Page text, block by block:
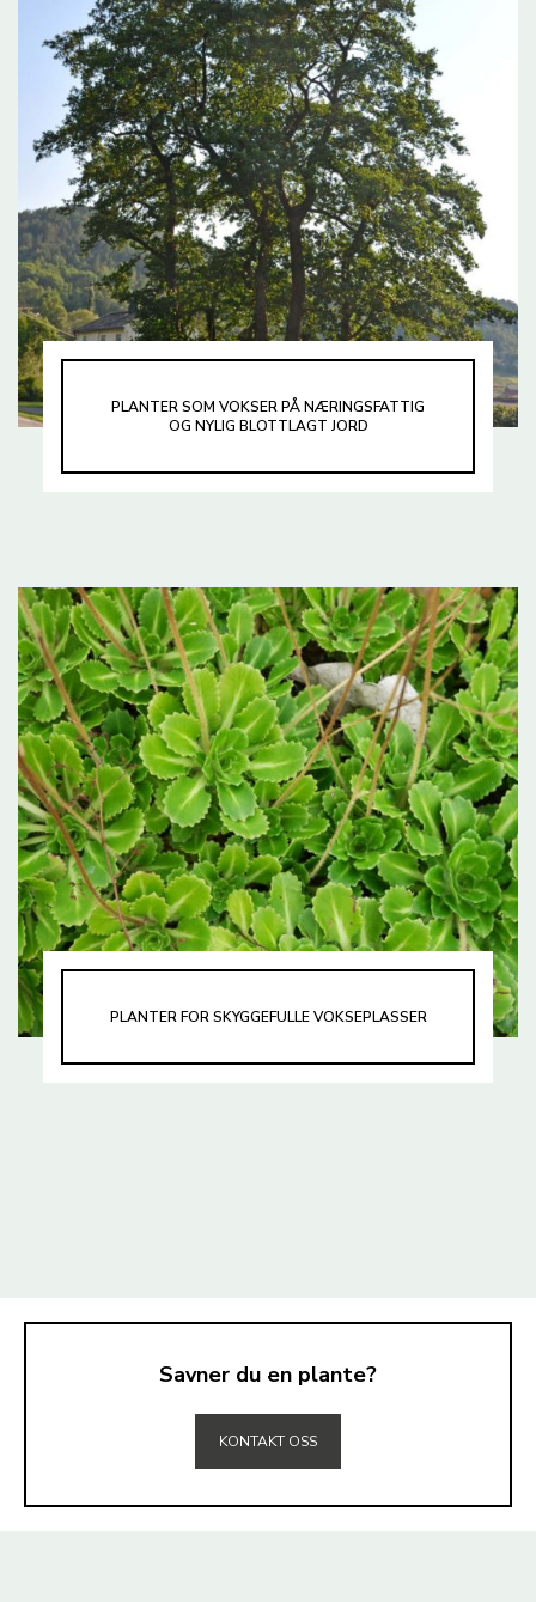
PLANTER SOM VOKSER PÅ NÆRINGSFATTIG
OG NYLIG BLOTTLAGT JORD
PLANTER FOR SKYGGEFULLE VOKSEPLASSER
Savner du en plante?
KONTAKT OSS